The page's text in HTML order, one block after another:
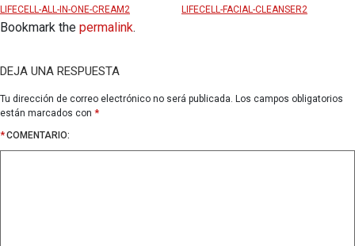
LIFECELL-ALL-IN-ONE-CREAM2 LIFECELL-FACIAL-CLEANSER2
Bookmark the permalink.
DEJA UNA RESPUESTA
Tu dirección de correo electrónico no será publicada. Los campos obligatorios
están marcados con *
*COMENTARIO: